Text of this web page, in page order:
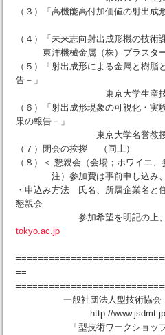
（３）「高機能高付加価値の射出
金沢工業大学
（４）「未来志向射出成形機の技術
東洋機械金属（株）プラスタ
（５）「射出成形による金属と樹
告－」
東京大学生産技術研
（６）「射出成形現象の可視化・
果の報告－」
東京大学名誉教授・
（７）閉会の挨拶
（８）＜ 懇親会（会場；ホワイエ
注）参加費は事前申し込み、
・申込み方法 氏名、所属企業名と
懇親会
参加希望を明記の上、
tokyo.ac.jp
==
一般社団法人型技術協会
http://
「型技術ワークショップ